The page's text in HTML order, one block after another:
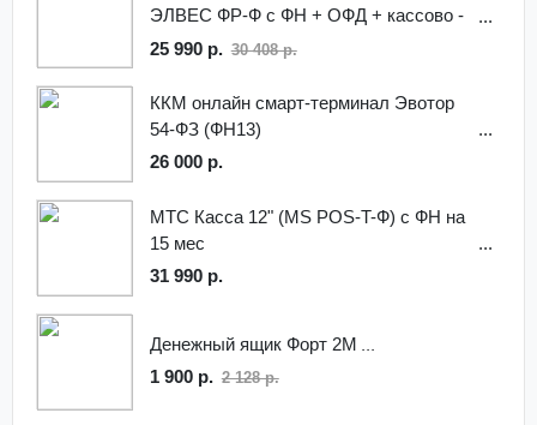
ЭЛВЕС ФР-Ф с ФН + ОФД + кассово -
товароучетная программа +
25 990 р. 30 408 р.
ККМ онлайн смарт-терминал Эвотор
54-ФЗ (ФН13)
26 000 р.
МТС Касса 12" (MS POS-T-Ф) с ФН на
15 мес
31 990 р.
Денежный ящик Форт 2M
1 900 р. 2 128 р.